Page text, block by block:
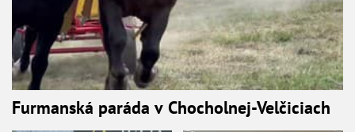
Furmanská paráda v Chocholnej-Velčiciach